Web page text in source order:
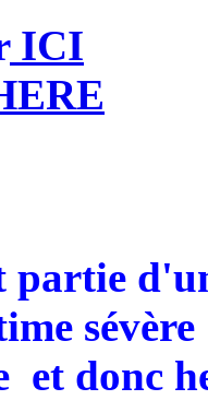
ICI
et donc